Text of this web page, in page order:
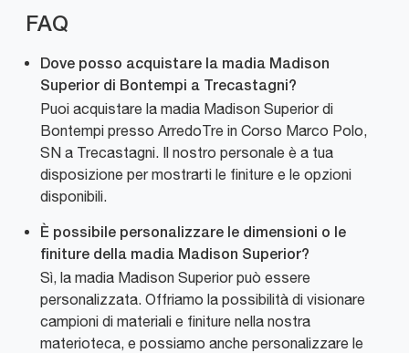
FAQ
Dove posso acquistare la madia Madison
Superior di Bontempi a Trecastagni?
Puoi acquistare la madia Madison Superior di
Bontempi presso ArredoTre in Corso Marco Polo,
SN a Trecastagni. Il nostro personale è a tua
disposizione per mostrarti le finiture e le opzioni
disponibili.
È possibile personalizzare le dimensioni o le
finiture della madia Madison Superior?
Sì, la madia Madison Superior può essere
personalizzata. Offriamo la possibilità di visionare
campioni di materiali e finiture nella nostra
materioteca, e possiamo anche personalizzare le